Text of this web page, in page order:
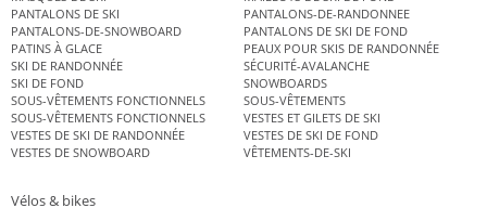
PANTALONS DE SKI
PANTALONS-DE-RANDONNEE
PANTALONS-DE-SNOWBOARD
PANTALONS DE SKI DE FOND
PATINS À GLACE
PEAUX POUR SKIS DE RANDONNÉE
SKI DE RANDONNÉE
SÉCURITÉ-AVALANCHE
SKI DE FOND
SNOWBOARDS
SOUS-VÊTEMENTS FONCTIONNELS
SOUS-VÊTEMENTS
SOUS-VÊTEMENTS FONCTIONNELS
VESTES ET GILETS DE SKI
VESTES DE SKI DE RANDONNÉE
VESTES DE SKI DE FOND
VESTES DE SNOWBOARD
VÊTEMENTS-DE-SKI
Vélos & bikes